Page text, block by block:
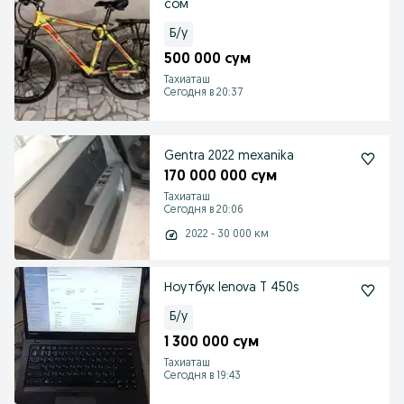
сом
Б/у
500 000 сум
Тахиаташ
Сегодня в 20:37
Gentra 2022 mexanika
170 000 000 сум
Тахиаташ
Сегодня в 20:06
2022 - 30 000 км
Ноутбук lenova T 450s
Б/у
1 300 000 сум
Тахиаташ
Сегодня в 19:43